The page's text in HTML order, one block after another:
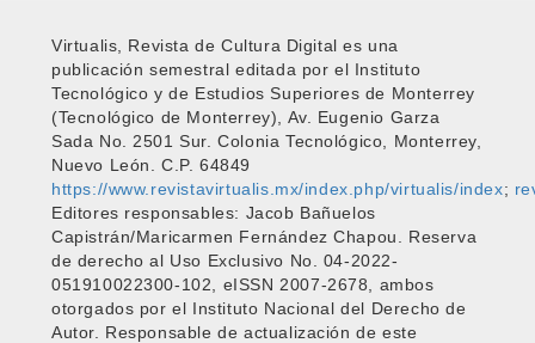
Virtualis, Revista de Cultura Digital es una
publicación semestral editada por el Instituto
Tecnológico y de Estudios Superiores de Monterrey
(Tecnológico de Monterrey), Av. Eugenio Garza
Sada No. 2501 Sur. Colonia Tecnológico, Monterrey,
Nuevo León. C.P. 64849
https://www.revistavirtualis.mx/index.php/virtualis/index;
Editores responsables: Jacob Bañuelos
Capistrán/Maricarmen Fernández Chapou. Reserva
de derecho al Uso Exclusivo No. 04-2022-
051910022300-102, eISSN 2007-2678, ambos
otorgados por el Instituto Nacional del Derecho de
Autor. Responsable de actualización de este